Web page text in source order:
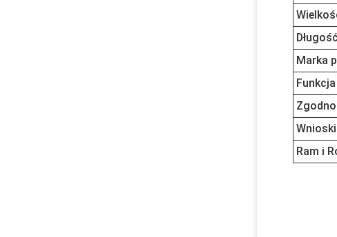
Marka
Funkcja
Wnioski
Ram i